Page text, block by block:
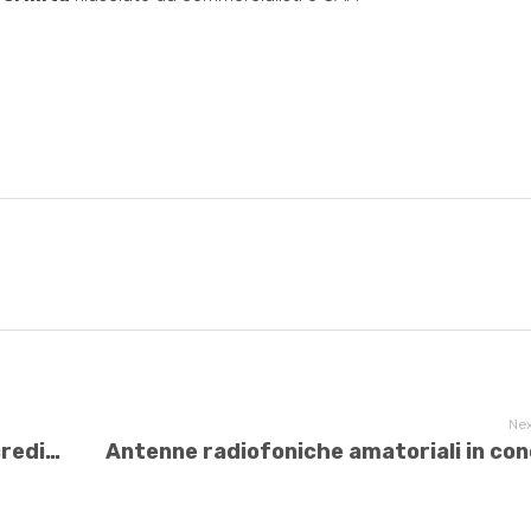
Pagamento delle rate condominiali: credito in prescrizione?